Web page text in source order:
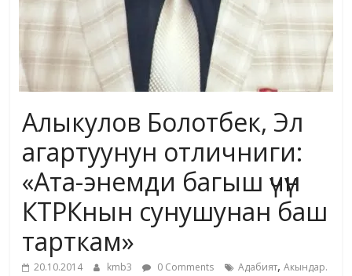
Алыкулов Болотбек, Эл
агартуунун отличниги:
«Ата-энемди багыш үчүн
КТРКнын сунушунан баш
тарткам»
20.10.2014 kmb3 0 Comments Адабият,Акындар.